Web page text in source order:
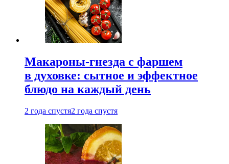
Макароны-гнезда с фаршем
в духовке: сытное и эффектное
блюдо на каждый день
2 года спустя2 года спустя